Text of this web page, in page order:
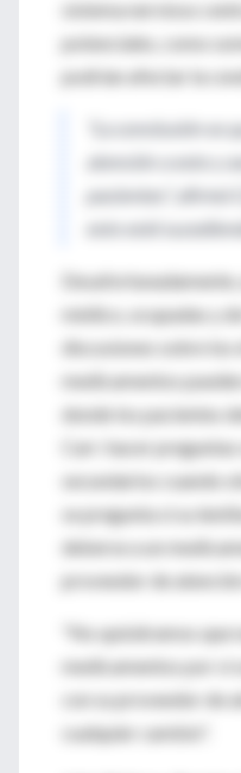
sistema nervioso
potenciales, como
podrían afectar la
"La conclusión es
atención a esto y
pacientes", afirmó
esto esté
médico, ocupadas y
discusiones sobre
medicamentos
donde los pacientes
Carr: hacer
secundarios cuando
se pregunta si su
deberse a un
proveedor de
"No quisiéramos que
medicamentos por sí
con su proveedor de
cualquier cambio".